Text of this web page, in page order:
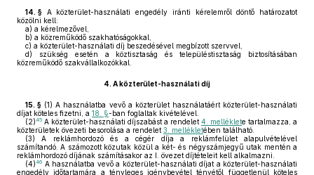
14. § A közterület-használati engedély iránti kérelemről döntő határozatot
közölni kell:
a) a kérelmezővel,
b) a közreműködő szakhatóságokkal,
c) a közterület-használati díj beszedésével megbízott szervvel,
d) szükség esetén a köztisztaság és településtisztaság biztosításában
közreműködő szakvállalkozókkal.
4. A közterület-használati díj
15. § (1) A használatba vevő a közterület használatáért közterület-használati
díjat köteles fizetni, a 18. §-ban foglaltak kivételével.
(2)45 A közterület-használati díjszabást a rendelet 4. melléklete tartalmazza, a
közterületek övezeti besorolása a rendelet 3. mellékletében található.
(3) A reklámhordozó és a cégér díja a reklámfelület alapulvételével
számítandó. A számozott közutak közül a két- és négyszámjegyű utak mentén a
reklámhordozó díjának számításakor az I. övezet díjtételeit kell alkalmazni.
(4)46 A használatba vevő a közterület-használati díjat a közterület-használati
engedély időtartamára a tényleges igénybevétel tényétől függetlenül köteles